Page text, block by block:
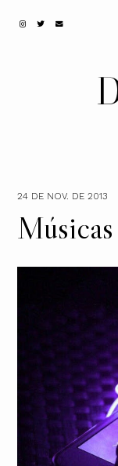
24 DE NOV. DE 2013